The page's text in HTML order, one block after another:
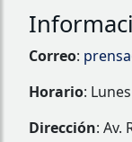
Correo:
Horario:
Dirección: Av.